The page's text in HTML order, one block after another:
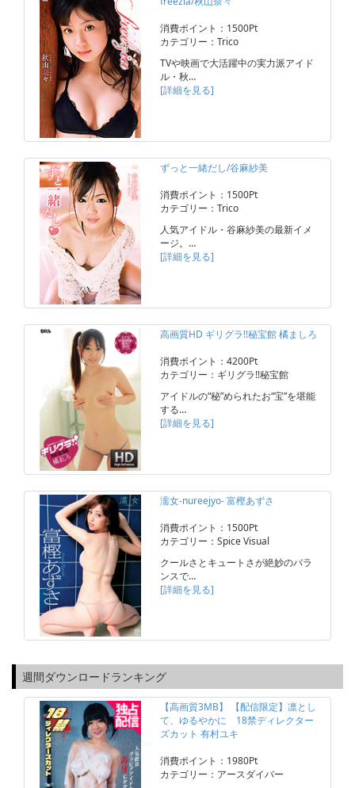
消費ポイント：1500Pt
カテゴリー：Trico
TVや映画で大活躍中の実力派アイド
ル・秋…
[詳細を見る]
ずっと一緒だし/谷麻紗美
消費ポイント：1500Pt
カテゴリー：Trico
人気アイドル・谷麻紗美の最新イメ
ージ。…
[詳細を見る]
高画質HD ギリグラ!!秘宝館 橘ましろ
消費ポイント：4200Pt
カテゴリー：ギリグラ!!秘宝館
アイドルの“秘”められたお“宝”を堪能
する…
[詳細を見る]
濡女-nureejyo- 富樫あずさ
消費ポイント：1500Pt
カテゴリー：Spice Visual
クールさとキュートさが絶妙のバラ
ンスで…
[詳細を見る]
週間ダウンロードランキング
【高画質3MB】 【配信限定】凛とし
て、ゆるやかに 18禁ディレクター
ズカット 有村ユキ
消費ポイント：1980Pt
カテゴリー：アースダイバー